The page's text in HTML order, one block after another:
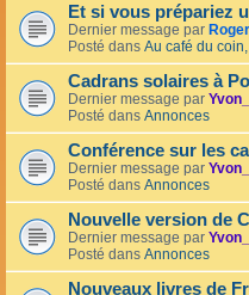
Et si vous prépariez
Dernier message par
Posté dans Au café du
Cadrans solaires à
Dernier message par
Posté dans Annonces
Conférence sur les
Dernier message par
Posté dans Annonces
Nouvelle version de
Dernier message par
Posté dans Annonces
Nouveaux livres de